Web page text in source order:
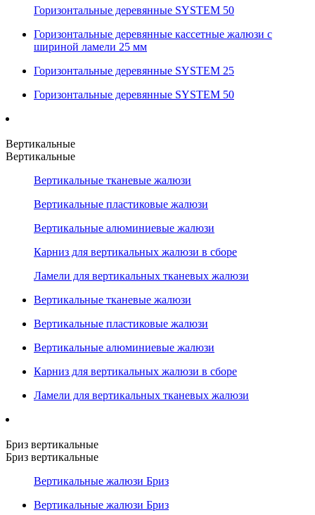
Горизонтальные деревянные SYSTEM 50
Горизонтальные деревянные кассетные жалюзи с
шириной ламели 25 мм
Горизонтальные деревянные SYSTEM 25
Горизонтальные деревянные SYSTEM 50
Вертикальные
Вертикальные
Вертикальные тканевые жалюзи
Вертикальные пластиковые жалюзи
Вертикальные алюминиевые жалюзи
Карниз для вертикальных жалюзи в сборе
Ламели для вертикальных тканевых жалюзи
Вертикальные тканевые жалюзи
Вертикальные пластиковые жалюзи
Вертикальные алюминиевые жалюзи
Карниз для вертикальных жалюзи в сборе
Ламели для вертикальных тканевых жалюзи
Бриз вертикальные
Бриз вертикальные
Вертикальные жалюзи Бриз
Вертикальные жалюзи Бриз